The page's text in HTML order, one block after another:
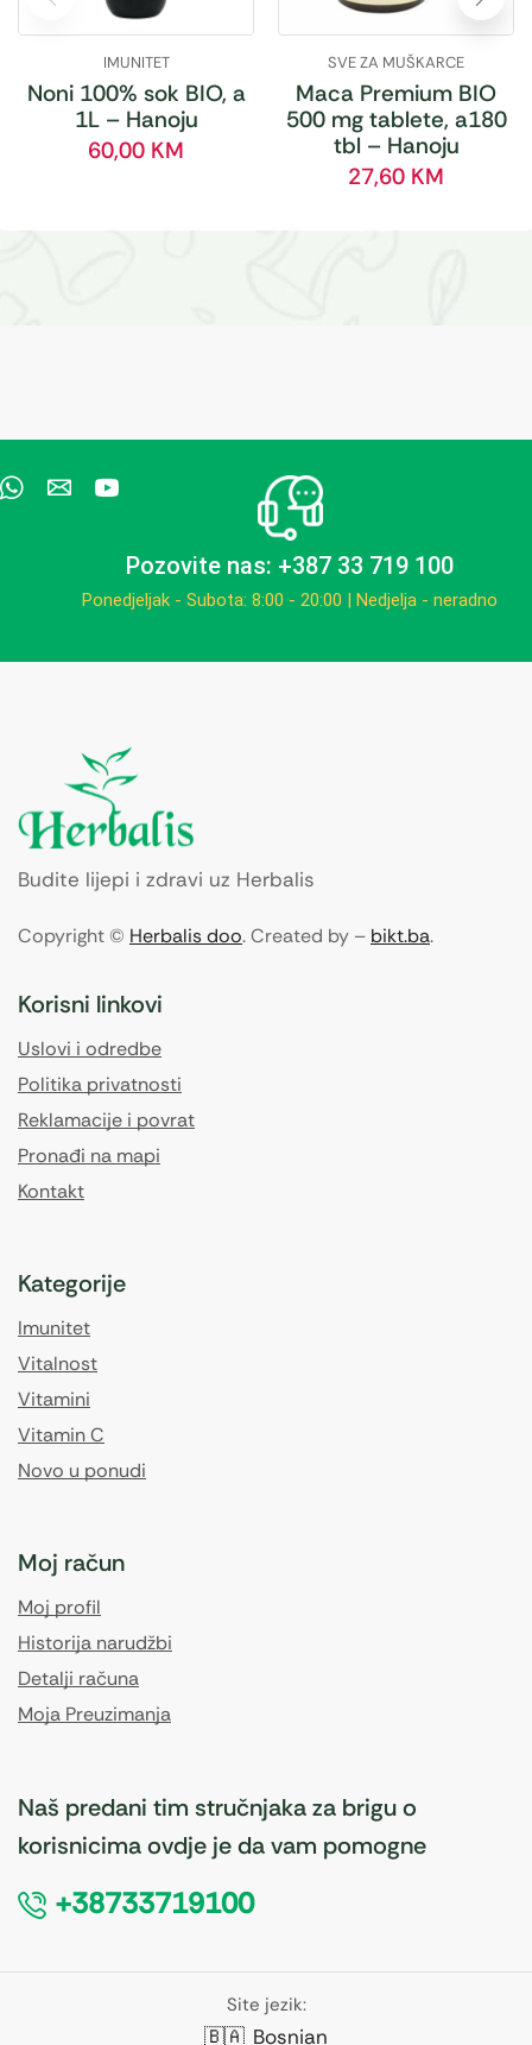
IMUNITET
Noni 100% sok BIO, a
1L – Hanoju
60,00 KM
SVE ZA MUŠKARCE
Maca Premium BIO
500 mg tablete, a180
tbl – Hanoju
27,60 KM
Pozovite nas: +387 33 719 100
Ponedjeljak - Subota: 8:00 - 20:00 | Nedjelja - neradno
Budite lijepi i zdravi uz Herbalis
Copyright © Herbalis doo. Created by – bikt.ba.
Korisni linkovi
Uslovi i odredbe
Politika privatnosti
Reklamacije i povrat
Pronađi na mapi
Kontakt
Kategorije
Imunitet
Vitalnost
Vitamini
Vitamin C
Novo u ponudi
Moj račun
Moj profil
Historija narudžbi
Detalji računa
Moja Preuzimanja
Naš predani tim stručnjaka za brigu o
korisnicima ovdje je da vam pomogne
+38733719100
Site jezik:
🇧🇦 Bosnian